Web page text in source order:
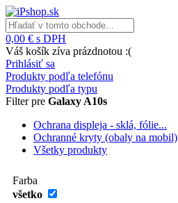
0,00 € s DPH
Váš košík zíva prázdnotou :(
Prihlásiť sa
Produkty podľa telefónu
Produkty podľa typu
Filter pre Galaxy A10s
Ochrana displeja - sklá, fólie...
Ochranné kryty (obaly na mobil)
Všetky produkty
Farba
všetko